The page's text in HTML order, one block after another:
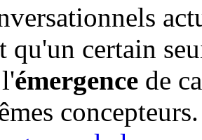
qu'un certain
émergence de